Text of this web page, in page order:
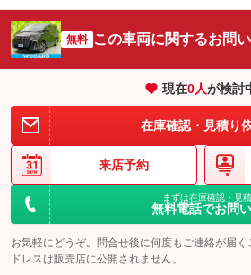
：装備なし ：
サイドカメラ
：装備なし ル
：
：装備なし
：
無料 この車両に関するお問
現在0人が検討
在庫確認・見積り
来店予約
まずは在庫確認・見
無料電話でお問
お気軽にどうぞ。問合せ後に何度もご連絡が届
ドレスは販売店に公開されません。